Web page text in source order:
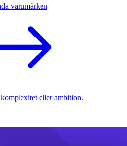
varumärken
eller ambition.